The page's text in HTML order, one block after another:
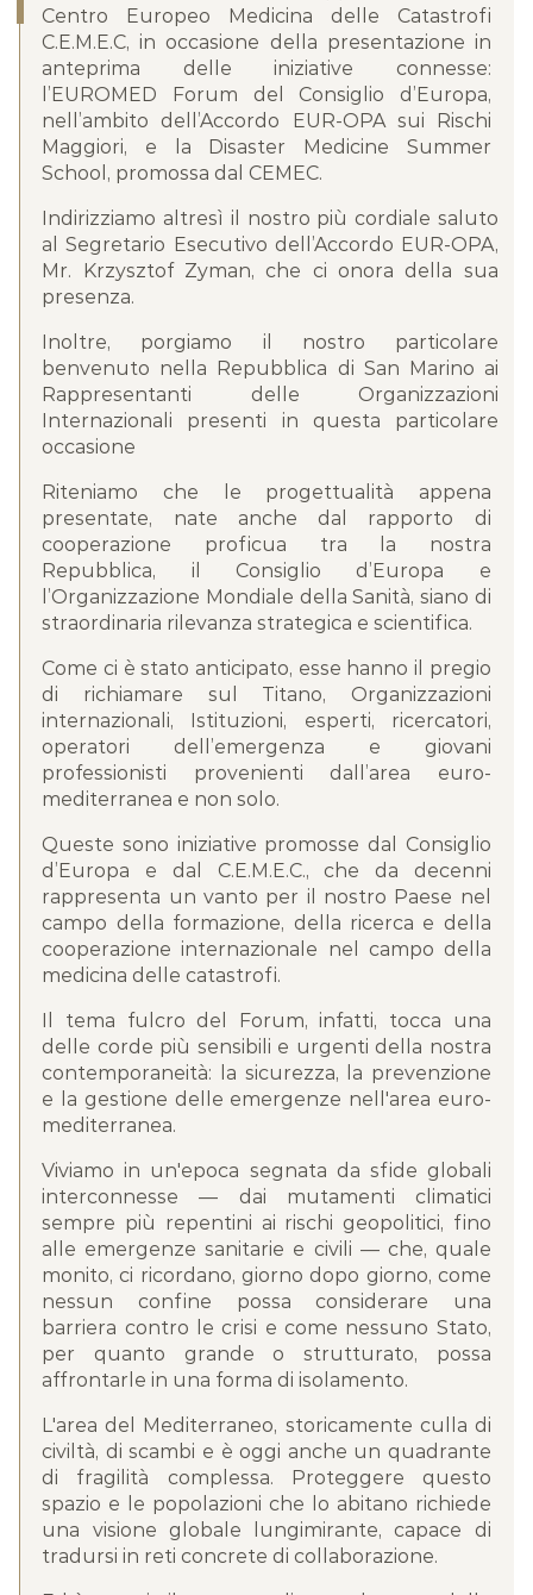
Centro Europeo Medicina delle Catastrofi
C.E.M.E.C, in occasione della presentazione in
anteprima delle iniziative connesse:
l’EUROMED Forum del Consiglio d’Europa,
nell’ambito dell’Accordo EUR-OPA sui Rischi
Maggiori, e la Disaster Medicine Summer
School, promossa dal CEMEC.
Indirizziamo altresì il nostro più cordiale saluto
al Segretario Esecutivo dell’Accordo EUR-OPA,
Mr. Krzysztof Zyman, che ci onora della sua
presenza.
Inoltre, porgiamo il nostro particolare
benvenuto nella Repubblica di San Marino ai
Rappresentanti delle Organizzazioni
Internazionali presenti in questa particolare
occasione
Riteniamo che le progettualità appena
presentate, nate anche dal rapporto di
cooperazione proficua tra la nostra
Repubblica, il Consiglio d’Europa e
l’Organizzazione Mondiale della Sanità, siano di
straordinaria rilevanza strategica e scientifica.
Come ci è stato anticipato, esse hanno il pregio
di richiamare sul Titano, Organizzazioni
internazionali, Istituzioni, esperti, ricercatori,
operatori dell’emergenza e giovani
professionisti provenienti dall’area euro-
mediterranea e non solo.
Queste sono iniziative promosse dal Consiglio
d’Europa e dal C.E.M.E.C., che da decenni
rappresenta un vanto per il nostro Paese nel
campo della formazione, della ricerca e della
cooperazione internazionale nel campo della
medicina delle catastrofi.
Il tema fulcro del Forum, infatti, tocca una
delle corde più sensibili e urgenti della nostra
contemporaneità: la sicurezza, la prevenzione
e la gestione delle emergenze nell'area euro-
mediterranea.
Viviamo in un'epoca segnata da sfide globali
interconnesse — dai mutamenti climatici
sempre più repentini ai rischi geopolitici, fino
alle emergenze sanitarie e civili — che, quale
monito, ci ricordano, giorno dopo giorno, come
nessun confine possa considerare una
barriera contro le crisi e come nessuno Stato,
per quanto grande o strutturato, possa
affrontarle in una forma di isolamento.
L'area del Mediterraneo, storicamente culla di
civiltà, di scambi e è oggi anche un quadrante
di fragilità complessa. Proteggere questo
spazio e le popolazioni che lo abitano richiede
una visione globale lungimirante, capace di
tradursi in reti concrete di collaborazione.